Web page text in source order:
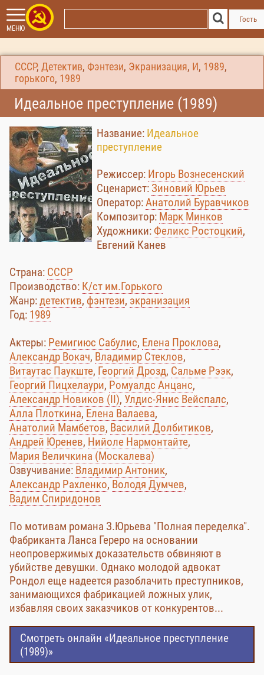
МЕНЮ
Гость
СССР, Детектив, Фэнтези, Экранизация, И , 1989,
горького, 1989
Идеальное преступление (1989)
Название: Идеальное
преступление
Режиссер: Игорь Вознесенский
Сценарист:Зиновий Юрьев
Оператор:Анатолий Буравчиков
Композитор: Марк Минков
Художники:Феликс Ростоцкий,
Евгений Канев
Страна: СССР
Производство: К/ст им.Горького
Жанр:детектив, фэнтези, экранизация
Год: 1989
Актеры: Ремигиюс Сабулис, Елена Проклова,
Александр Вокач, Владимир Стеклов,
Витаутас Паукште, Георгий Дрозд, Сальме Рээк,
Георгий Пицхелаури, Ромуалдс Анцанс,
Александр Новиков (II), Улдис-Янис Вейспалс,
Алла Плоткина, Елена Валаева,
Анатолий Мамбетов, Василий Долбитиков,
Андрей Юренев, Нийоле Нармонтайте,
Мария Величкина (Москалева)
Озвучивание: Владимир Антоник,
Александр Рахленко, Володя Думчев,
Вадим Спиридонов
По мотивам романа З.Юрьева "Полная переделка".
Фабриканта Ланса Гереро на основании
неопровержимых доказательств обвиняют в
убийстве девушки. Однако молодой адвокат
Рондол еще надеется разоблачить преступников,
занимающихся фабрикацией ложных улик,
избавляя своих заказчиков от конкурентов...
Смотреть онлайн «Идеальное преступление
(1989)»